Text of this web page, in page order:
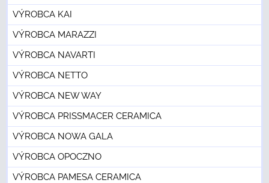
VÝROBCA KAI
VÝROBCA MARAZZI
VÝROBCA NAVARTI
VÝROBCA NETTO
VÝROBCA NEW WAY
VÝROBCA PRISSMACER CERAMICA
VÝROBCA NOWA GALA
VÝROBCA OPOCZNO
VÝROBCA PAMESA CERAMICA